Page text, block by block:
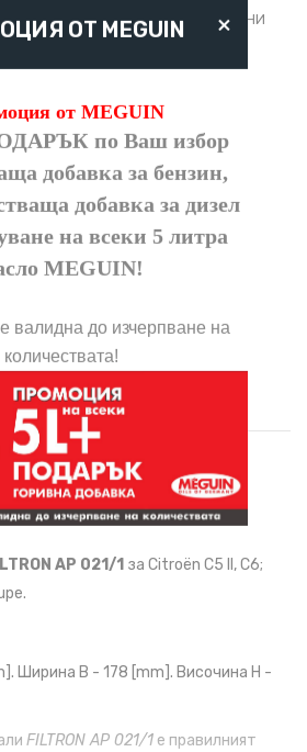
ДОБАВИ КЪМ ЖЕЛАНИ
ОТ MEGUIN ×
от MEGUIN
по Ваш избор
добавка за бензин,
добавка за дизел
на всеки 5 литра
MEGUIN!
валидна до изчерпване на
количествата!
Филтър FILTRON AP
AP 021/1 за Citroën C5 II, C6;
Ширина B - 178 [mm]. Височина H -
FILTRON AP 021/1 е правилният